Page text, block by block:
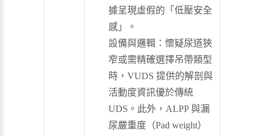
據呈現虛假的「低壓安全
感」。
設備與邏輯：懷疑尿道狹
窄或需精確選擇吊帶類型
時，VUDS 提供的解剖與
活動度資訊優於傳統
UDS。此外，ALPP 與漏
尿嚴重度（Pad weight）